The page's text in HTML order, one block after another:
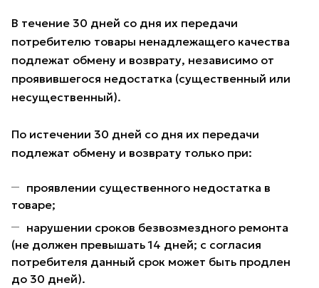
В течение 30 дней со дня их передачи
потребителю товары ненадлежащего качества
подлежат обмену и возврату, независимо от
проявившегося недостатка (существенный или
несущественный).
По истечении 30 дней со дня их передачи
подлежат обмену и возврату только при:
проявлении существенного недостатка в
товаре;
нарушении сроков безвозмездного ремонта
(не должен превышать 14 дней; с согласия
потребителя данный срок может быть продлен
до 30 дней).